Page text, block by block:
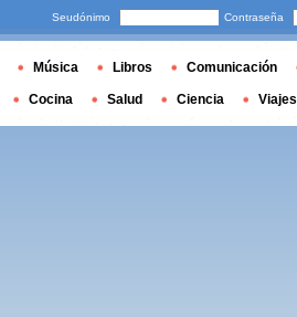
Seudónimo Contraseña
Música Libros Comunicación
Cocina Salud Ciencia Viajes